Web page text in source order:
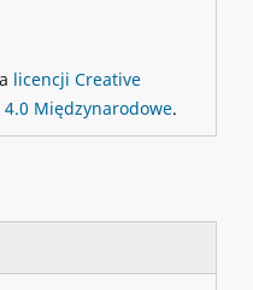
licencji Creative
Międzynarodowe.